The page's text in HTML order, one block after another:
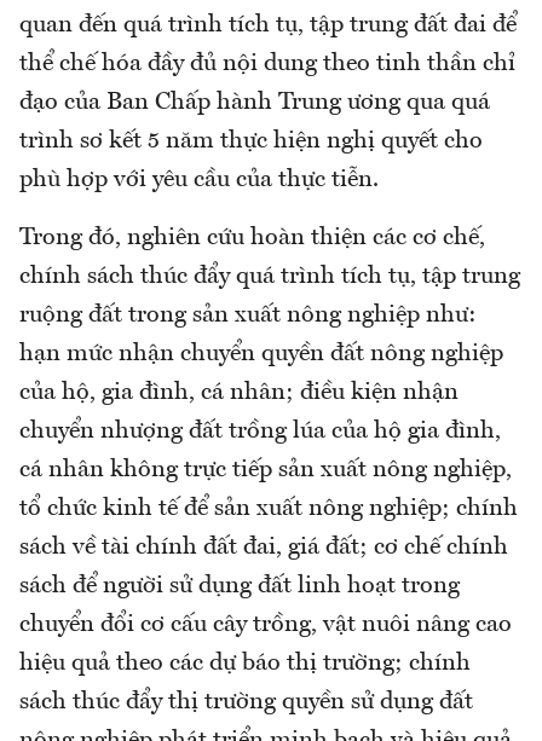
quan đến quá trình tích tụ, tập trung đất đai để
thể chế hóa đầy đủ nội dung theo tinh thần chỉ
đạo của Ban Chấp hành Trung ương qua quá
trình sơ kết 5 năm thực hiện nghị quyết cho
phù hợp với yêu cầu của thực tiễn.
Trong đó, nghiên cứu hoàn thiện các cơ chế,
chính sách thúc đẩy quá trình tích tụ, tập trung
ruộng đất trong sản xuất nông nghiệp như:
hạn mức nhận chuyển quyền đất nông nghiệp
của hộ, gia đình, cá nhân; điều kiện nhận
chuyển nhượng đất trồng lúa của hộ gia đình,
cá nhân không trực tiếp sản xuất nông nghiệp,
tổ chức kinh tế để sản xuất nông nghiệp; chính
sách về tài chính đất đai, giá đất; cơ chế chính
sách để người sử dụng đất linh hoạt trong
chuyển đổi cơ cấu cây trồng, vật nuôi nâng cao
hiệu quả theo các dự báo thị trường; chính
sách thúc đẩy thị trường quyền sử dụng đất